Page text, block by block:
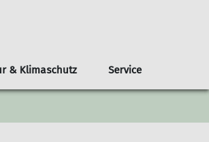
Chronik
- Veranstaltungen
Radler Senioren
Schneeschuh-Touren
Skileher
& Klimaschutz
Geschütze Alpenpflanzen
Service
Teamware